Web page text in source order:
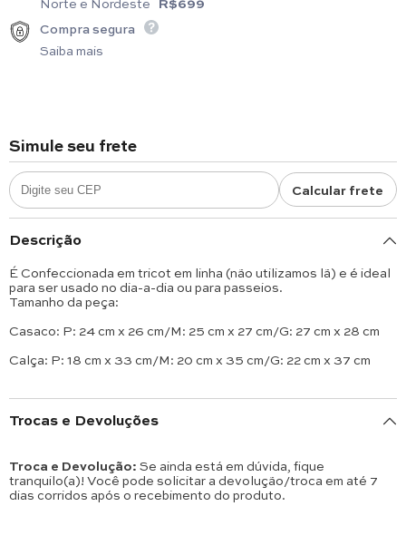
Compra segura
Saiba mais
Simule seu frete
Calcular frete
Descrição
É Confeccionada em tricot em linha (não utilizamos lã) e é ideal
para ser usado no dia-a-dia ou para passeios.
Tamanho da peça:
Casaco: P: 24 cm x 26 cm/M: 25 cm x 27 cm/G: 27 cm x 28 cm
Calça: P: 18 cm x 33 cm/M: 20 cm x 35 cm/G: 22 cm x 37 cm
Trocas e Devoluções
Troca e Devolução: Se ainda está em dúvida, fique
tranquilo(a)! Você pode solicitar a devolução/troca em até 7
dias corridos após o recebimento do produto.